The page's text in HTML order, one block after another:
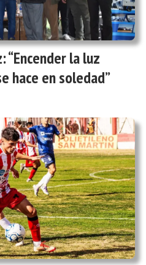
“Encender la luz
hace en soledad”